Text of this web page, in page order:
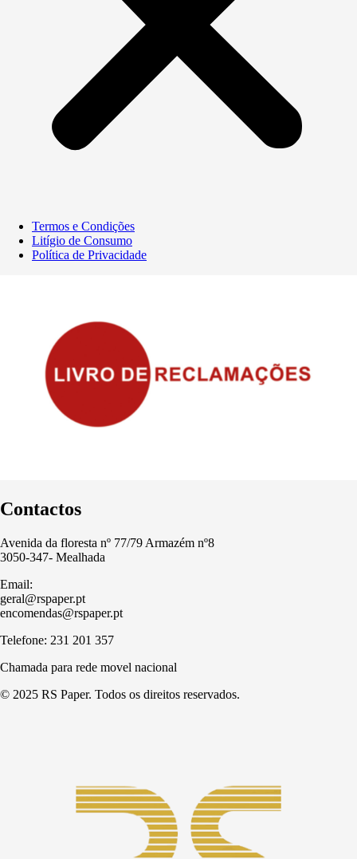
Termos e Condições
Litígio de Consumo
Política de Privacidade
Contactos
Avenida da floresta nº 77/79 Armazém nº8
3050-347- Mealhada
Email:
geral@rspaper.pt
encomendas@rspaper.pt
Telefone: 231 201 357
Chamada para rede movel nacional
© 2025 RS Paper. Todos os direitos reservados.